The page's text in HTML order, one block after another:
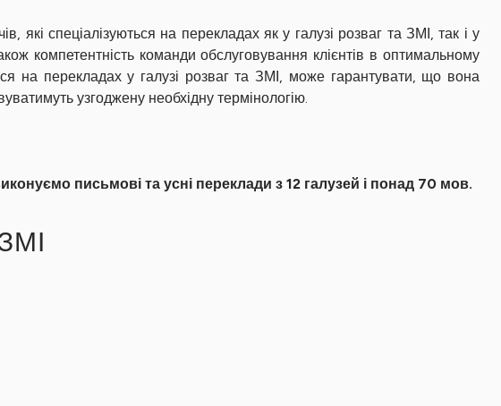
спеціалізуються на перекладах як у галузі розваг та ЗМІ, так і у
компетентність команди обслуговування клієнтів в оптимальному
на перекладах у галузі розваг та ЗМІ, може гарантувати, що вона
узгоджену необхідну термінологію.
письмові та усні переклади з 12 галузей і понад 70 мов.